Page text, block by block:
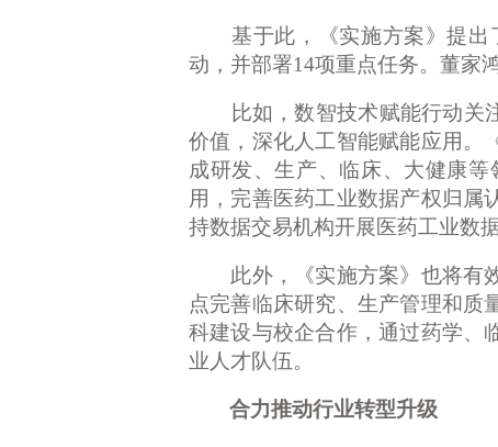
基于此，《实施方案》提出
动，并部署14项重点任务。董家
比如，数智技术赋能行动关
价值，深化人工智能赋能应用。
成研发、生产、临床、大健康
用，完善医药工业数据产权归属
持数据交易机构开展医药工业数
此外，《实施方案》也将有效
点完善临床研究、生产管理和质
科建设与校企合作，通过药学、
业人才队伍。
合力推动行业转型升级